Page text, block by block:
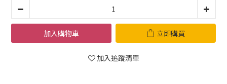
加入購物車 立即購買
加入追蹤清單